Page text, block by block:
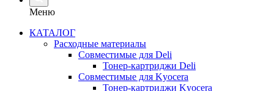
Меню
КАТАЛОГ
Расходные материалы
Совместимые для Deli
Тонер-картриджи Deli
Совместимые для Kyocera
Тонер-картриджи Kyocera